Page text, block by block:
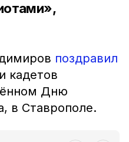
поздравил
кадетов
Дню
в Ставрополе.